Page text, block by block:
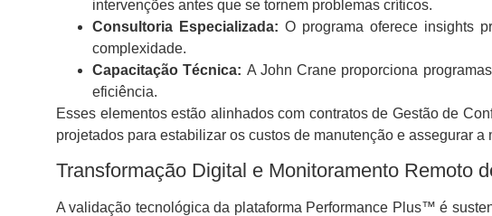
intervenções antes que se tornem problemas críticos.
Consultoria Especializada: O programa oferece insights
complexidade.
Capacitação Técnica: A John Crane proporciona
eficiência.
Esses elementos estão alinhados com contratos de Gestão de
projetados para estabilizar os custos de manutenção e assegurar
Transformação Digital e Monitoramento Remoto
A validação tecnológica da plataforma Performance Plus™ é